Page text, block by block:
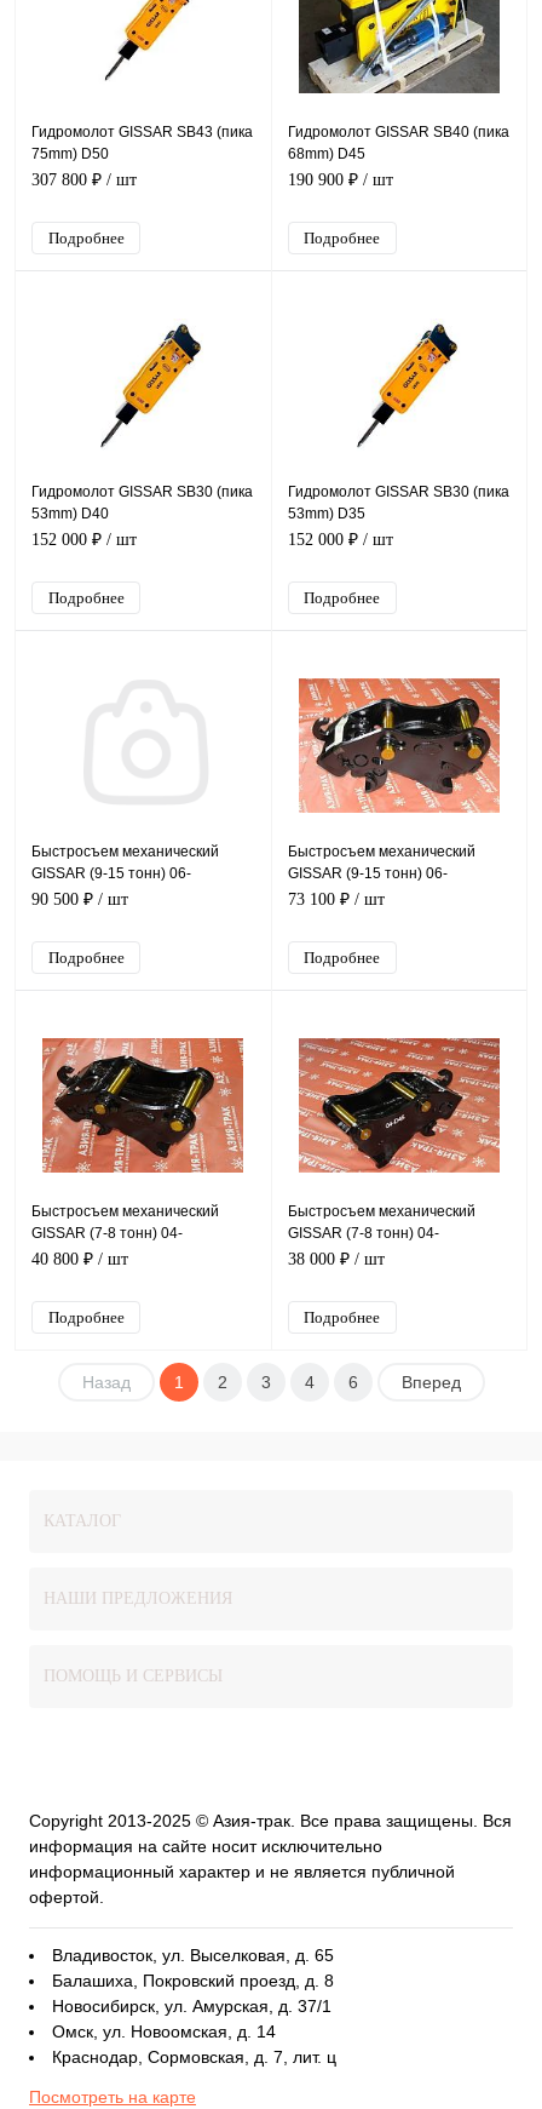
Гидромолот GISSAR SB43 (пика
75mm) D50
307 800 ₽ / шт
Подробнее
Гидромолот GISSAR SB40 (пика
68mm) D45
190 900 ₽/ шт
Подробнее
Гидромолот GISSAR SB30 (пика
53mm) D40
152 000 ₽ / шт
Подробнее
Гидромолот GISSAR SB30 (пика
53mm) D35
152 000 ₽/ шт
Подробнее
Быстросъем механический
GISSAR (9-15 тонн) 06-
D70*308*401
90 500 ₽ / шт
Подробнее
Быстросъем механический
GISSAR (9-15 тонн) 06-
D60*216*375
73 100 ₽/ шт
Подробнее
Быстросъем механический
GISSAR (7-8 тонн) 04-
D50*180*300
40 800 ₽ / шт
Подробнее
Быстросъем механический
GISSAR (7-8 тонн) 04-
D45*178*305
38 000 ₽/ шт
Подробнее
Назад 1 2 3 4 6 Вперед
КАТАЛОГ
НАШИ ПРЕДЛОЖЕНИЯ
ПОМОЩЬ И СЕРВИСЫ
Copyright 2013-2025 © Азия-трак. Все права защищены. Вся
информация на сайте носит исключительно
информационный характер и не является публичной
офертой.
Владивосток, ул. Выселковая, д. 65
Балашиха, Покровский проезд, д. 8
Новосибирск, ул. Амурская, д. 37/1
Омск, ул. Новоомская, д. 14
Краснодар, Сормовская, д. 7, лит. ц
Посмотреть на карте